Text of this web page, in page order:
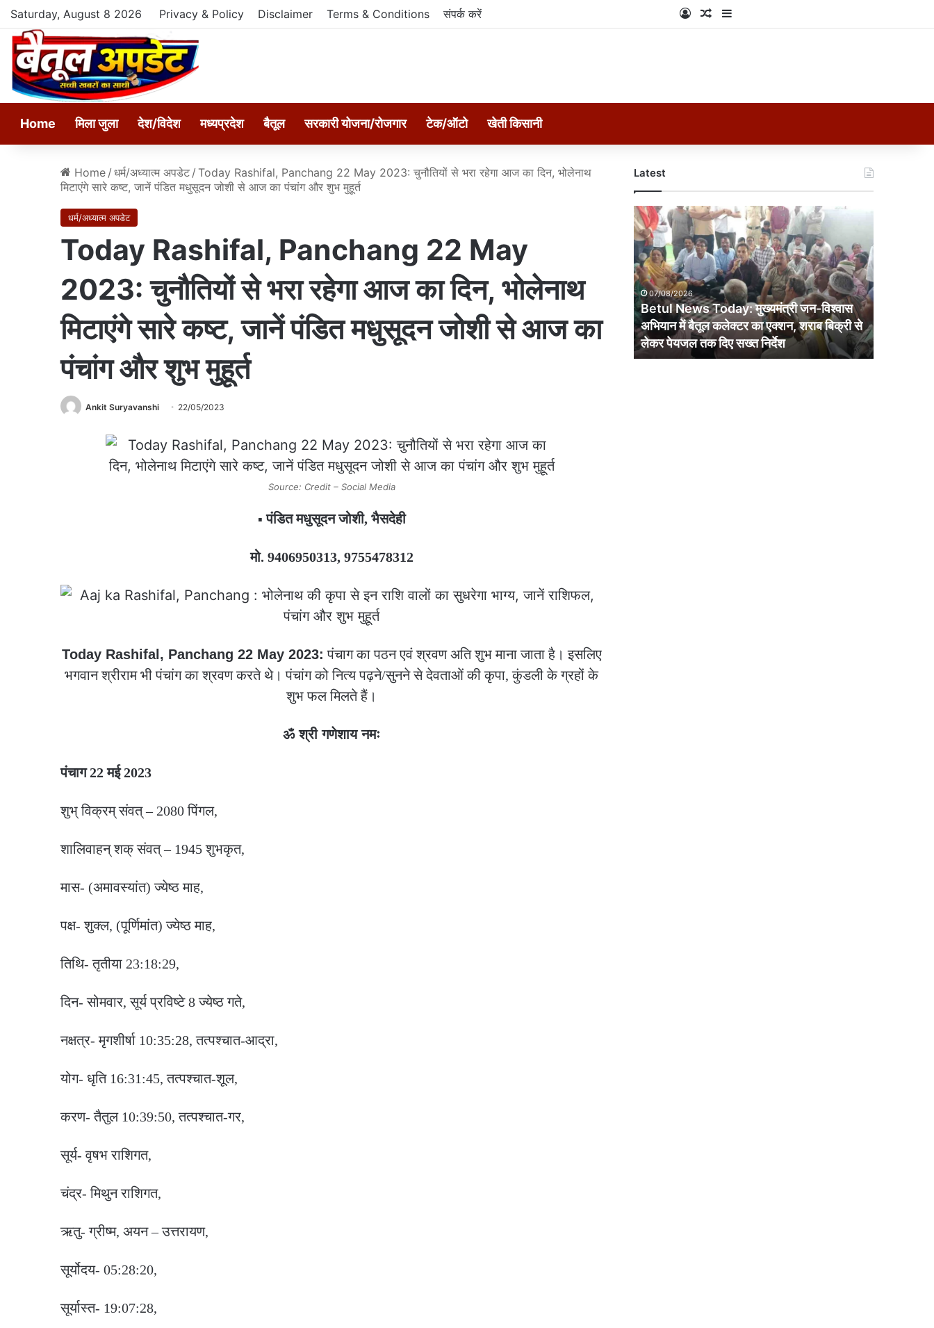
Saturday, August 8 2026 Privacy & Policy Disclaimer Terms & Conditions संपर्क करें Log InRandom Article
Sidebar
Home मिला जुला देश/विदेश मध्यप्रदेश बैतूल सरकारी योजना/रोजगार टेक/ऑटो खेती किसानी
Home / धर्म/अध्यात्म अपडेट / Today Rashifal, Panchang 22 May 2023: चुनौतियों से भरा रहेगा आज का दिन, भोलेनाथ
मिटाएंगे सारे कष्ट, जानें पंडित मधुसूदन जोशी से आज का पंचांग और शुभ मुहूर्त
धर्म/अध्यात्म अपडेट
Today Rashifal, Panchang 22 May
2023: चुनौतियों से भरा रहेगा आज का दिन, भोलेनाथ
मिटाएंगे सारे कष्ट, जानें पंडित मधुसूदन जोशी से आज का
पंचांग और शुभ मुहूर्त
Ankit Suryavanshi 22/05/2023
Source: Credit – Social Media
▪️पंडित मधुसूदन जोशी, भैसदेही
मो. 9406950313, 9755478312
Today Rashifal, Panchang 22 May 2023: पंचाग का पठन एवं श्रवण अति शुभ माना जाता है। इसलिए
भगवान श्रीराम भी पंचांग का श्रवण करते थे। पंचांग को नित्य पढ़ने/सुनने से देवताओं की कृपा, कुंडली के ग्रहों के
शुभ फल मिलते हैं।
ॐ श्री गणेशाय नमः
पंचाग 22 मई 2023
शुभ् विक्रम् संवत् – 2080 पिंगल,
शालिवाहन् शक् संवत् – 1945 शुभकृत,
मास- (अमावस्यांत) ज्येष्ठ माह,
पक्ष- शुक्ल, (पूर्णिमांत) ज्येष्ठ माह,
तिथि- तृतीया 23:18:29,
दिन- सोमवार, सूर्य प्रविष्टे 8 ज्येष्ठ गते,
नक्षत्र- मृगशीर्षा 10:35:28, तत्पश्चात-आद्रा,
योग- धृति 16:31:45, तत्पश्चात-शूल,
करण- तैतुल 10:39:50, तत्पश्चात-गर,
सूर्य- वृषभ राशिगत,
चंद्र- मिथुन राशिगत,
ऋतु- ग्रीष्म, अयन – उत्तरायण,
सूर्योदय- 05:28:20,
सूर्यास्त- 19:07:28,
Latest
Betul
News
Today:
मुख्यमंत्री
जन-
विश्वास
अभियान
में
बैतूल
कलेक्टर
का
07/08/2026
Betul News Today: मुख्यमंत्री जन-विश्वास
अभियान में बैतूल कलेक्टर का एक्शन, शराब बिक्री से
लेकर पेयजल तक दिए सख्त निर्देश